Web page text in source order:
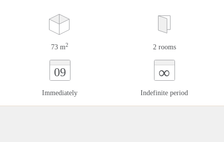
73 m2 2 rooms
09
Immediately
∞
Indefinite period